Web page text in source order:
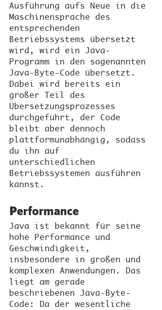
Ausführung aufs Neue in die
Maschinensprache des
entsprechenden
Betriebssystems übersetzt
wird, wird ein Java-
Programm in den sogenannten
Java-Byte-Code übersetzt.
Dabei wird bereits ein
großer Teil des
Übersetzungsprozesses
durchgeführt, der Code
bleibt aber dennoch
plattformunabhängig, sodass
du ihn auf
unterschiedlichen
Betriebssystemen ausführen
kannst.
Performance
Java ist bekannt für seine
hohe Performance und
Geschwindigkeit,
insbesondere in großen und
komplexen Anwendungen. Das
liegt am gerade
beschriebenen Java-Byte-
Code: Da der wesentliche